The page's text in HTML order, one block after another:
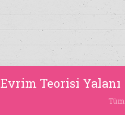
Evrim Teorisi Yalanı